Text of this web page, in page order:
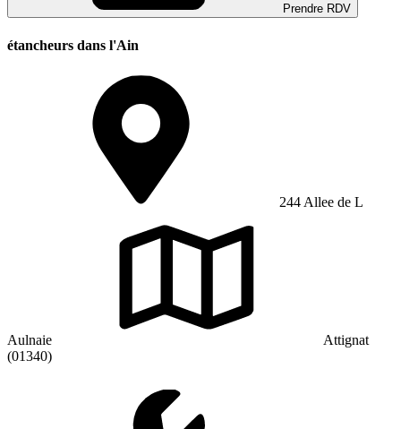
Prendre RDV
étancheurs dans l'Ain
244 Allee de L
Aulnaie
Attignat
(01340)